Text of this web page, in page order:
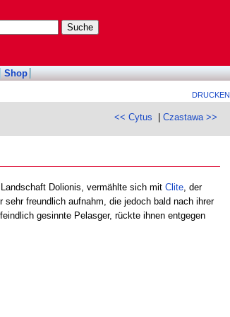
Shop
DRUCKEN
<< Cytus |Czastawa >>
Dolionis, vermählte sich mit Clite, der
freundlich aufnahm, die jedoch bald nach ihrer
gesinnte Pelasger, rückte ihnen entgegen